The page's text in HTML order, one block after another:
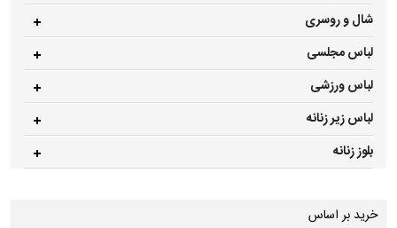
شال و روسری
لباس مجلسی
لباس ورزشی
لباس زیر زنانه
بلوز زنانه
خرید بر اساس